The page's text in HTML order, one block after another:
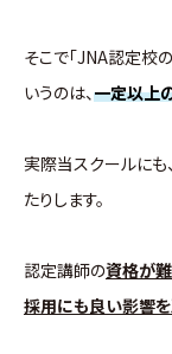
そこで「JNA認定校
いうのは、一定以上
実際当スクールにも
たりします。
認定講師の資格が
採用にも良い影響